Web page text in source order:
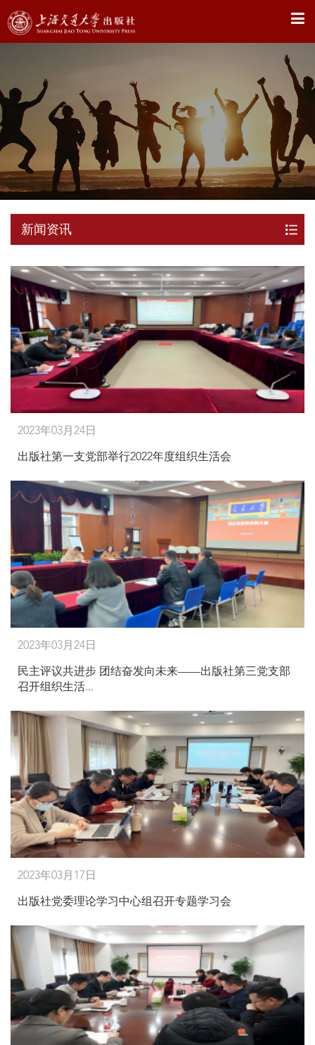
X
新闻资讯
2023年03月24日
出版社第一支党部举行2022年度组织生活会
2023年03月24日
民主评议共进步 团结奋发向未来——出版社第三党支部
召开组织生活...
2023年03月17日
出版社党委理论学习中心组召开专题学习会